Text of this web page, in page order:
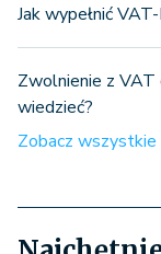
Jak wypełnić
Zwolnienie z VAT
wiedzieć?
Zobacz wszystkie